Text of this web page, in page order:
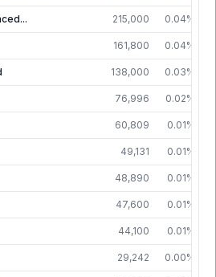
215,000 0.04%
161,800 0.04%
138,000 0.03%
76,996 0.02%
60,809 0.01%
49,131 0.01%
48,890 0.01%
47,600 0.01%
44,100 0.01%
29,242 0.00%